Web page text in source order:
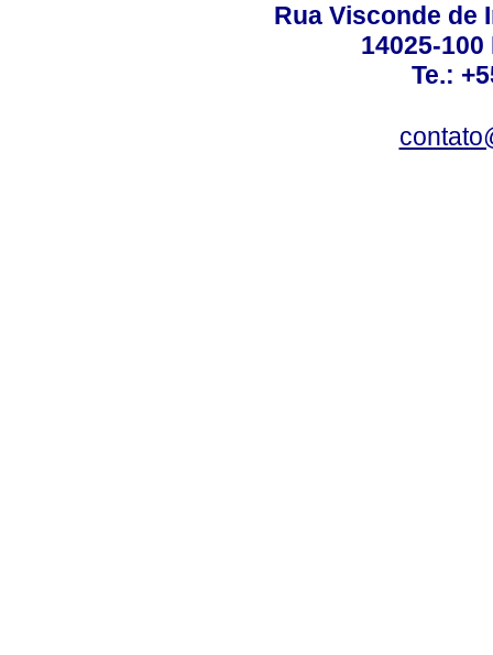
Rua Visconde de
14025-
Te.: